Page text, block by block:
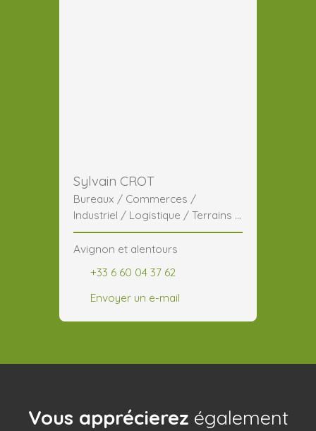
Sylvain CROT
Bureaux / Commerces /
Industriel / Logistique / Terrains /
CHR
Avignon et alentours
+33 6 60 04 37 62
Envoyer un e-mail
Vous apprécierez également